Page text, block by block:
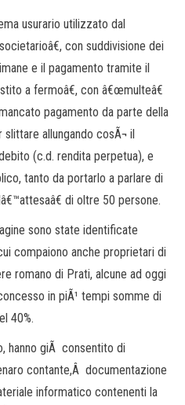
usurario utilizzato dal
con suddivisione dei
e il pagamento tramite il
a fermoâ€, con â€œmulteâ€
pagamento da parte della
allungando cosÃ¬ il
(c.d. rendita perpetua), e
tanto da portarlo a parlare di
di oltre 50 persone.
sono state identificate
compaiono anche proprietari di
romano di Prati, alcune ad oggi
in piÃ¹ tempi somme di
40%.
hanno giÃ consentito di
contante,Â documentazione
informatico contenenti la